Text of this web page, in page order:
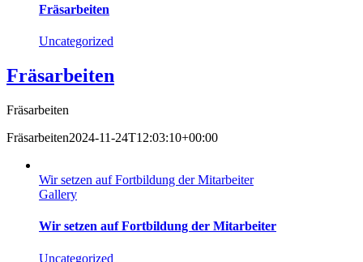
Fräsarbeiten
Uncategorized
Fräsarbeiten
Fräsarbeiten
Fräsarbeiten2024-11-24T12:03:10+00:00
Wir setzen auf Fortbildung der Mitarbeiter
Gallery
Wir setzen auf Fortbildung der Mitarbeiter
Uncategorized